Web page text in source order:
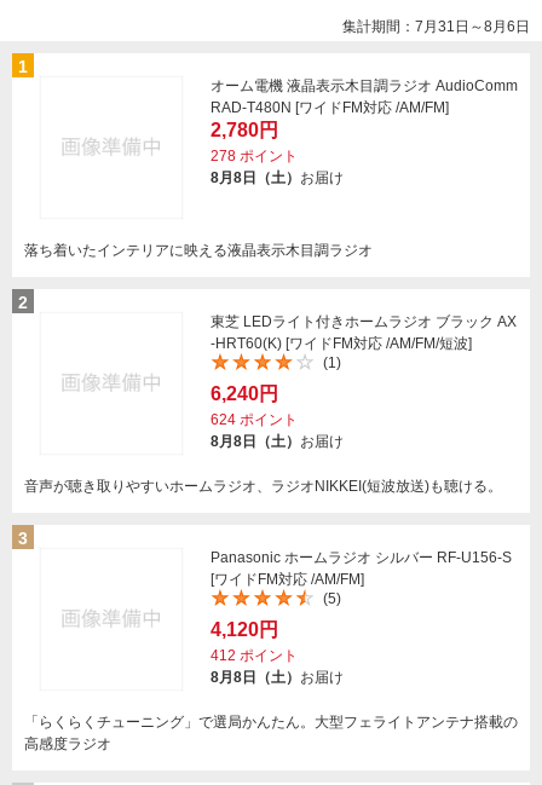
集計期間：7月31日～8月6日
1
オーム電機 液晶表示木目調ラジオ AudioComm
RAD-T480N [ワイドFM対応 /AM/FM]
2,780円
278 ポイント
8月8日（土） お届け
落ち着いたインテリアに映える液晶表示木目調ラジオ
2
東芝 LEDライト付きホームラジオ ブラック AX
-HRT60(K) [ワイドFM対応 /AM/FM/短波]
(1)
6,240円
624 ポイント
8月8日（土） お届け
音声が聴き取りやすいホームラジオ、ラジオNIKKEI(短波放送)も聴ける。
3
Panasonic ホームラジオ シルバー RF-U156-S
[ワイドFM対応 /AM/FM]
(5)
4,120円
412 ポイント
8月8日（土） お届け
「らくらくチューニング」で選局かんたん。大型フェライトアンテナ搭載の
高感度ラジオ